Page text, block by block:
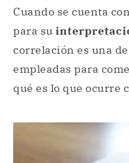
Cuando se cuenta
para su
correlación es una
empleadas para
qué es lo que ocurre